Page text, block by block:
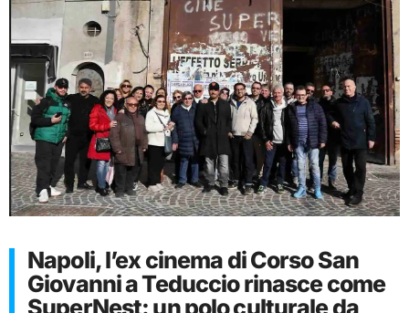
Napoli, l’ex cinema di Corso San
Giovanni a Teduccio rinasce come
SuperNest: un polo culturale da